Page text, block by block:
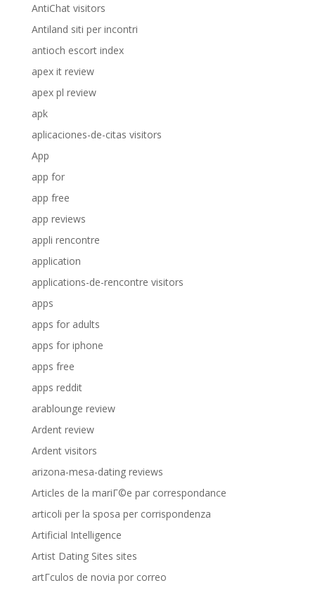
AntiChat visitors
Antiland siti per incontri
antioch escort index
apex it review
apex pl review
apk
aplicaciones-de-citas visitors
App
app for
app free
app reviews
appli rencontre
application
applications-de-rencontre visitors
apps
apps for adults
apps for iphone
apps free
apps reddit
arablounge review
Ardent review
Ardent visitors
arizona-mesa-dating reviews
Articles de la mariГ©e par correspondance
articoli per la sposa per corrispondenza
Artificial Intelligence
Artist Dating Sites sites
artГ­culos de novia por correo